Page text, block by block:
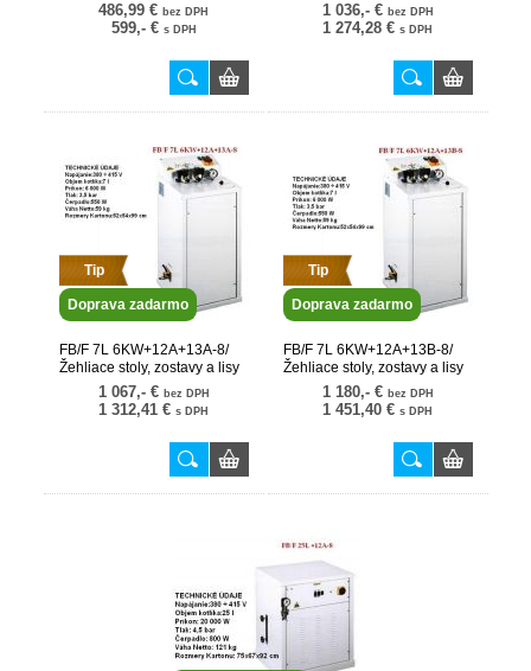
486,99 € bez DPH
599,- € s DPH
1 036,- € bez DPH
1 274,28 € s DPH
Tip
Doprava zadarmo
FB/F 7L 6KW+12A+13A-8/
Žehliace stoly, zostavy a lisy
1 067,- € bez DPH
1 312,41 € s DPH
Tip
Doprava zadarmo
FB/F 7L 6KW+12A+13B-8/
Žehliace stoly, zostavy a lisy
1 180,- € bez DPH
1 451,40 € s DPH